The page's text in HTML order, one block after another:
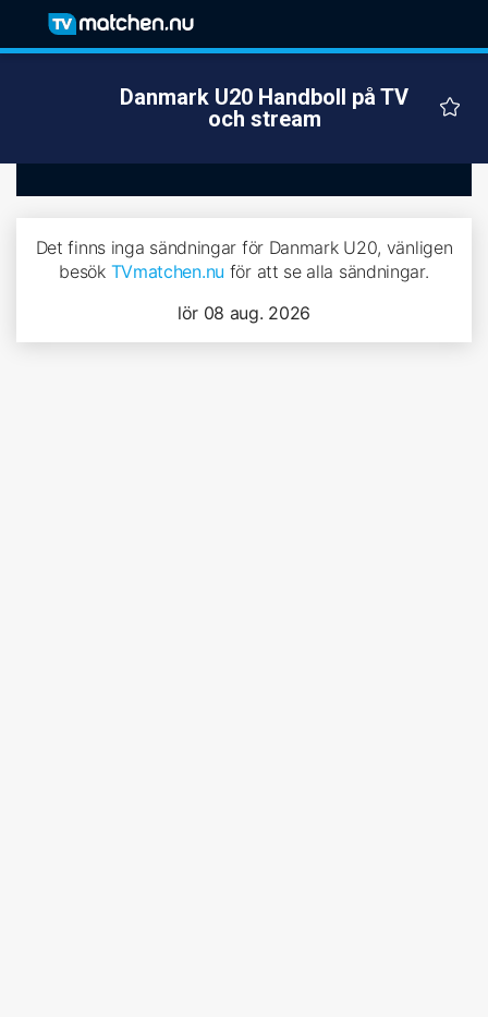
Danmark U20 Handboll på TV
och stream
Det finns inga sändningar för Danmark U20, vänligen
besök TVmatchen.nu för att se alla sändningar.
lör 08 aug. 2026